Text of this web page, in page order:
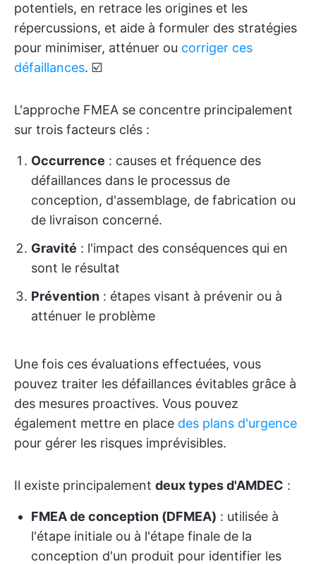
potentiels, en retrace les origines et les
répercussions, et aide à formuler des stratégies
pour minimiser, atténuer ou corriger ces
défaillances. ☑️
L'approche FMEA se concentre principalement
sur trois facteurs clés :
Occurrence : causes et fréquence des
défaillances dans le processus de
conception, d'assemblage, de fabrication ou
de livraison concerné.
Gravité : l'impact des conséquences qui en
sont le résultat
Prévention : étapes visant à prévenir ou à
atténuer le problème
Une fois ces évaluations effectuées, vous
pouvez traiter les défaillances évitables grâce à
des mesures proactives. Vous pouvez
également mettre en place des plans d'urgence
pour gérer les risques imprévisibles.
Il existe principalement deux types d'AMDEC :
FMEA de conception (DFMEA) : utilisée à
l'étape initiale ou à l'étape finale de la
conception d'un produit pour identifier les